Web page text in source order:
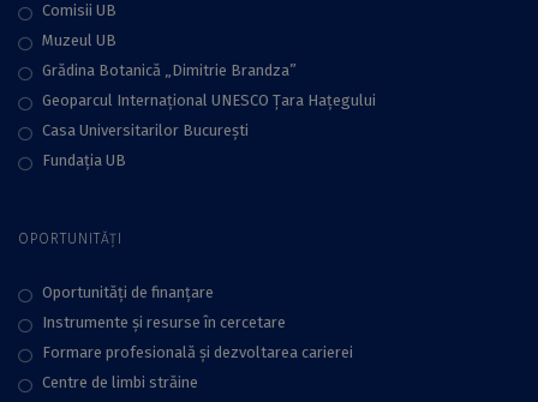
Comisii UB
Muzeul UB
Grădina Botanică „Dimitrie Brandza”
Geoparcul Internațional UNESCO Țara Hațegului
Casa Universitarilor București
Fundaţia UB
OPORTUNITĂȚI
Oportunități de finanțare
Instrumente și resurse în cercetare
Formare profesională și dezvoltarea carierei
Centre de limbi străine